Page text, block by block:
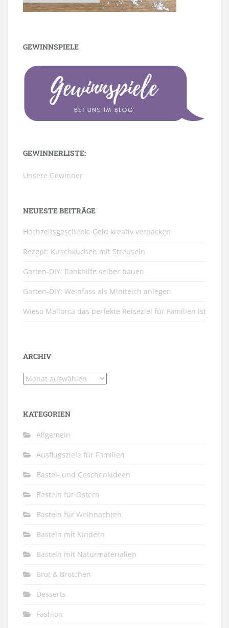
GEWINNSPIELE
GEWINNERLISTE:
Unsere Gewinner
NEUESTE BEITRÄGE
Hochzeitsgeschenk: Geld kreativ verpacken
Rezept: Kirschkuchen mit Streuseln
Garten-DIY: Rankhilfe selber bauen
Garten-DIY: Weinfass als Miniteich anlegen
Wieso Mallorca das perfekte Reiseziel für Familien ist
ARCHIV
Archiv
KATEGORIEN
Allgemein
Ausflugsziele für Familien
Bastel- und Geschenkideen
Basteln für Ostern
Basteln für Weihnachten
Basteln mit Kindern
Basteln mit Naturmaterialien
Brot & Brötchen
Desserts
Fashion